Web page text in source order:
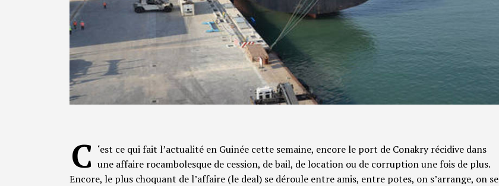
C ‘est ce qui fait l’actualité en Guinée cette semaine, encore le port de Conakry récidive dans
une affaire rocambolesque de cession, de bail, de location ou de corruption une fois de plus.
Encore, le plus choquant de l’affaire (le deal) se déroule entre amis, entre potes, on s’arrange, on se